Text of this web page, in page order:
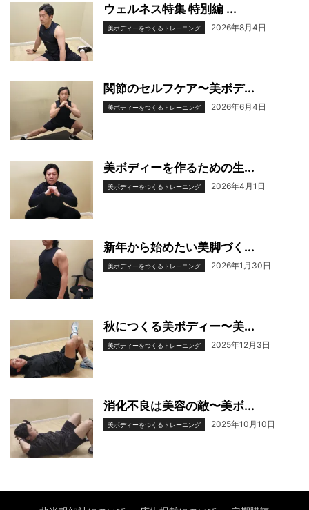
ウェルネス特集 特別編 ...
美ボディーをつくるトレーニング 2026年8月4日
関節のセルフケア〜美ボデ...
美ボディーをつくるトレーニング 2026年6月4日
美ボディーを作るための生...
美ボディーをつくるトレーニング 2026年4月1日
新年から始めたい美脚づく...
美ボディーをつくるトレーニング 2026年1月30日
秋につくる美ボディー〜美...
美ボディーをつくるトレーニング 2025年12月3日
消化不良は美容の敵〜美ボ...
美ボディーをつくるトレーニング 2025年10月10日